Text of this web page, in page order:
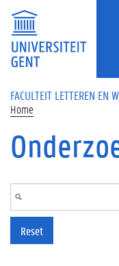
Overslaan en naar de inhoud
FACULTEIT LETTEREN EN
Home
Reset